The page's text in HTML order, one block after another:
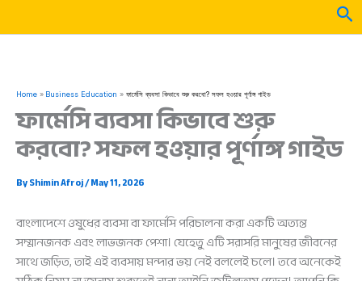
Home Business Education ফার্মেসি ব্যবসা কিভাবে শুরু করবো? সফল হওয়ার পূর্ণাঙ্গ গাইড
ফার্মেসি ব্যবসা কিভাবে শুরু
করবো? সফল হওয়ার পূর্ণাঙ্গ গাইড
ByShimin Afroj/May 11, 2026
বাংলাদেশে ওষুধের ব্যবসা বা ফার্মেসি পরিচালনা করা একটি অত্যন্ত
সম্মানজনক এবং লাভজনক পেশা। যেহেতু এটি সরাসরি মানুষের জীবনের
সাথে জড়িত, তাই এই ব্যবসায় মন্দার ভয় নেই বললেই চলে। তবে অনেকেই